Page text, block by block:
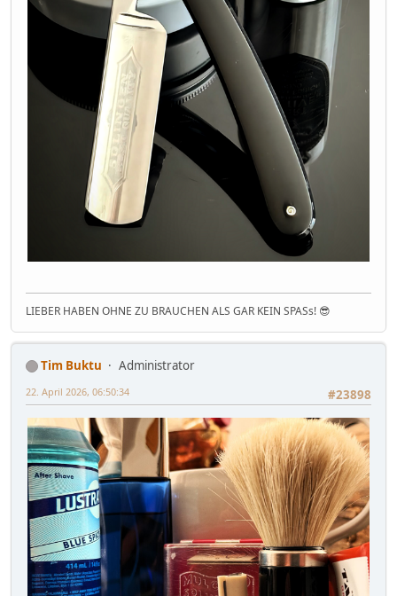
LIEBER HABEN OHNE ZU BRAUCHEN ALS GAR KEIN SPASs! 😎
Tim Buktu
Administrator
#23898
22. April 2026, 06:50:34